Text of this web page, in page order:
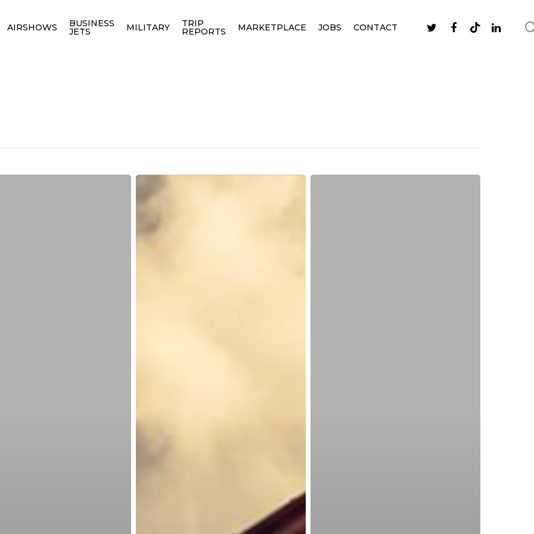
AIRSHOWS BUSINESS
JETS MILITARY TRIP
REPORTS MARKETPLACE JOBS CONTACT